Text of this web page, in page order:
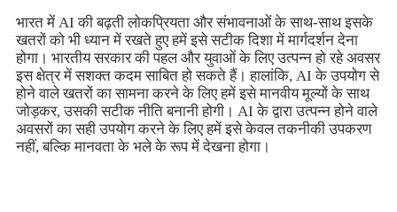
भारत में AI की बढ़ती लोकप्रियता और संभावनाओं के साथ-साथ इसके
खतरों को भी ध्यान में रखते हुए हमें इसे सटीक दिशा में मार्गदर्शन देना
होगा। भारतीय सरकार की पहल और युवाओं के लिए उत्पन्न हो रहे अवसर
इस क्षेत्र में सशक्त कदम साबित हो सकते हैं। हालांकि, AI के उपयोग से
होने वाले खतरों का सामना करने के लिए हमें इसे मानवीय मूल्यों के साथ
जोड़कर, उसकी सटीक नीति बनानी होगी। AI के द्वारा उत्पन्न होने वाले
अवसरों का सही उपयोग करने के लिए हमें इसे केवल तकनीकी उपकरण
नहीं, बल्कि मानवता के भले के रूप में देखना होगा।